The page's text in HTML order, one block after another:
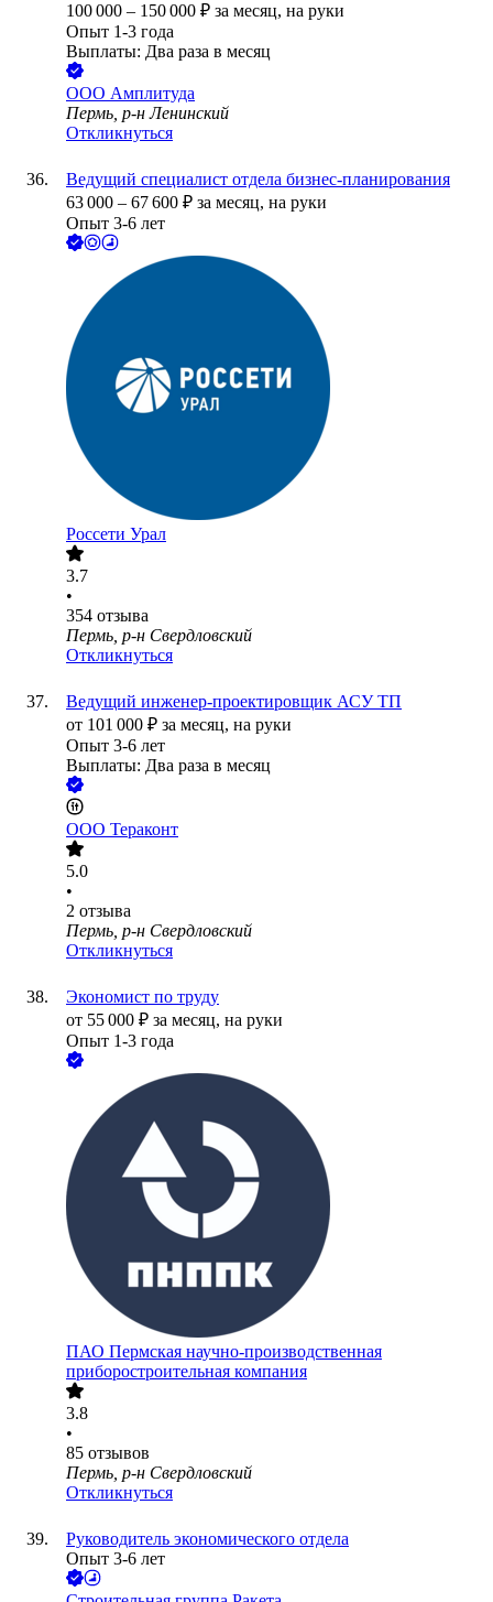
100 000 – 150 000 ₽ за месяц, на руки
Опыт 1-3 года
Выплаты: Два раза в месяц
ООО Амплитуда
Пермь, р-н Ленинский
Откликнуться
Ведущий специалист отдела бизнес-планирования
63 000 – 67 600 ₽ за месяц, на руки
Опыт 3-6 лет
Россети Урал
3.7
•
354 отзыва
Пермь, р-н Свердловский
Откликнуться
Ведущий инженер-проектировщик АСУ ТП
от 101 000 ₽ за месяц, на руки
Опыт 3-6 лет
Выплаты: Два раза в месяц
ООО Тераконт
5.0
•
2 отзыва
Пермь, р-н Свердловский
Откликнуться
Экономист по труду
от 55 000 ₽ за месяц, на руки
Опыт 1-3 года
ПАО Пермская научно-производственная
приборостроительная компания
3.8
•
85 отзывов
Пермь, р-н Свердловский
Откликнуться
Руководитель экономического отдела
Опыт 3-6 лет